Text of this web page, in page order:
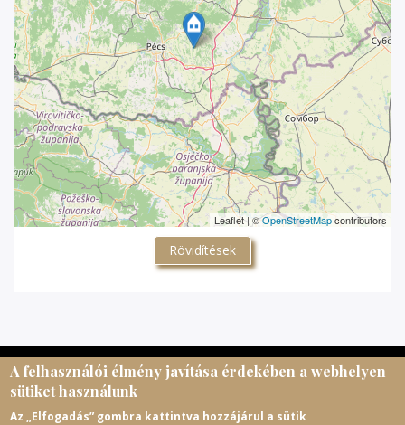
Leaflet | ©OpenStreetMapcontributors
Rövidítések
© Magyar Egyházi Levéltárosok Egyesülete, 2026.
A felhasználói élmény javítása érdekében a webhelyen
sütiket használunk
Az „Elfogadás” gombra kattintva hozzájárul a sütik